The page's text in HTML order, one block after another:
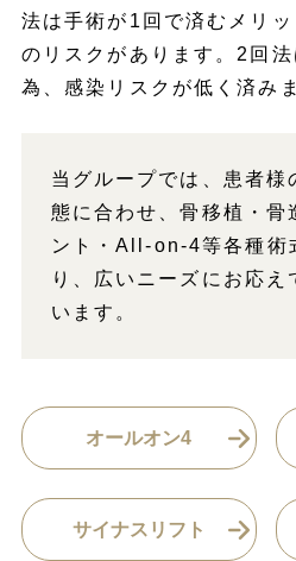
法は手術が1回で済むメリ
のリスクがあります。2回
為、感染リスクが低く済み
当グループでは、患者様
態に合わせ、骨移植・骨
ント・All-on-4等各種術
り、広いニーズにお応え
います。
オールオン4
サイナスリフト